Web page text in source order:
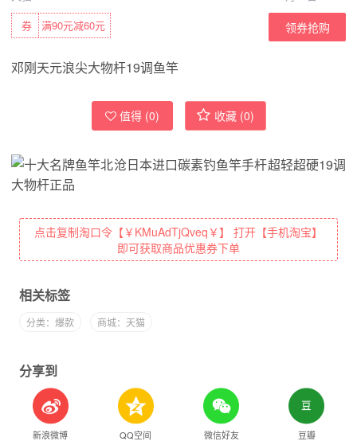
满90元减60元
券 领券抢购
邓刚天元浪尖大物杆19调鱼竿
值得 (0) 收藏 (0)
点击复制淘口令【￥KMuAdTjQveq￥】 打开【手机淘宝】
即可获取商品优惠券下单
相关标签
分类：爆款 商城：天猫
分享到
新浪微博 QQ空间 微信好友 豆瓣